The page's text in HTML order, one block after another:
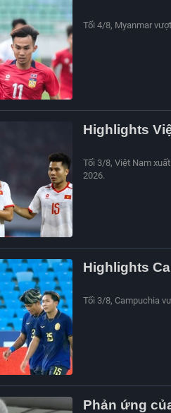
Tối 4/8, Myanmar
Highlights
Tối 3/8, Việt Nam
2026.
Highlights
Tối 3/8, Campuchia
Phản ứng